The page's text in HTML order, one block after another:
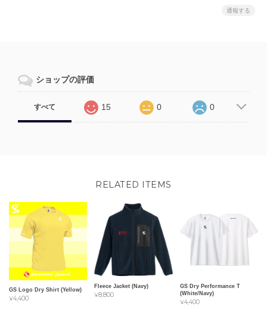
通報する
ショップの評価
すべて 15 0 0
RELATED ITEMS
GS Logo Dry Shirt (Yellow)
¥4,400
Fleece Jacket (Navy)
¥8,800
GS Dry Performance T
(White/Navy)
¥4,400